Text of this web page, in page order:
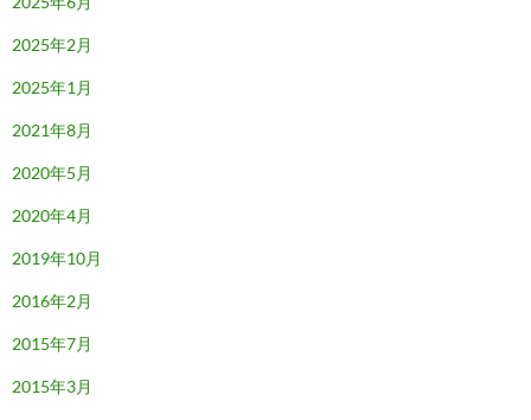
2025年2月
2025年1月
2021年8月
2020年5月
2020年4月
2019年10月
2016年2月
2015年7月
2015年3月